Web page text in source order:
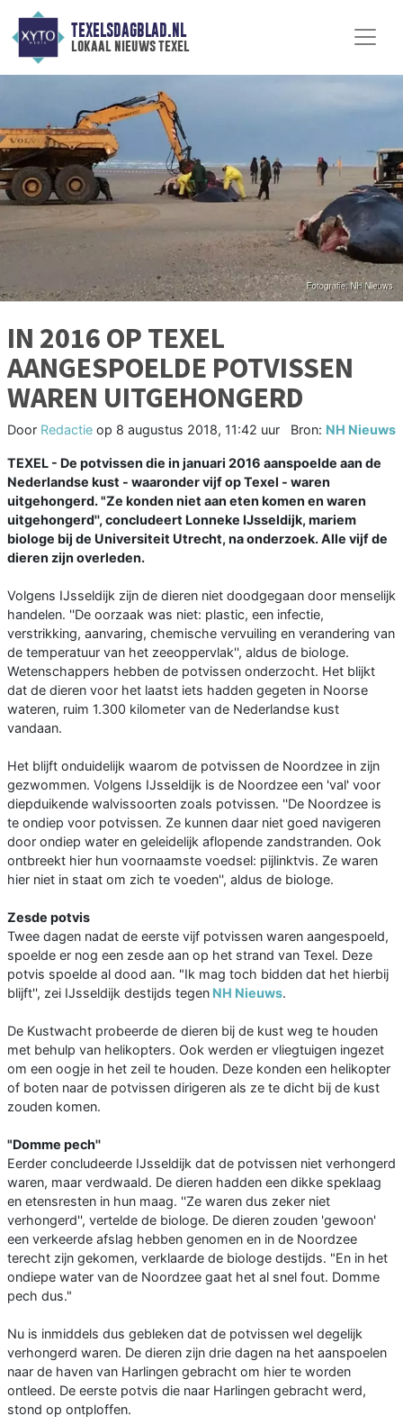
TEXELSDAGBLAD.NL
lokaal nieuws texel
IN 2016 OP TEXEL
AANGESPOELDE POTVISSEN
WAREN UITGEHONGERD
Door Redactie op 8 augustus 2018, 11:42 uur Bron: NH Nieuws
TEXEL - De potvissen die in januari 2016 aanspoelde aan de
Nederlandse kust - waaronder vijf op Texel - waren
uitgehongerd. "Ze konden niet aan eten komen en waren
uitgehongerd'', concludeert Lonneke IJsseldijk, mariem
biologe bij de Universiteit Utrecht, na onderzoek. Alle vijf de
dieren zijn overleden.
Volgens IJsseldijk zijn de dieren niet doodgegaan door menselijk
handelen. ''De oorzaak was niet: plastic, een infectie,
verstrikking, aanvaring, chemische vervuiling en verandering van
de temperatuur van het zeeoppervlak'', aldus de biologe.
Wetenschappers hebben de potvissen onderzocht. Het blijkt
dat de dieren voor het laatst iets hadden gegeten in Noorse
wateren, ruim 1.300 kilometer van de Nederlandse kust
vandaan.
Het blijft onduidelijk waarom de potvissen de Noordzee in zijn
gezwommen. Volgens IJsseldijk is de Noordzee een 'val' voor
diepduikende walvissoorten zoals potvissen. ''De Noordzee is
te ondiep voor potvissen. Ze kunnen daar niet goed navigeren
door ondiep water en geleidelijk aflopende zandstranden. Ook
ontbreekt hier hun voornaamste voedsel: pijlinktvis. Ze waren
hier niet in staat om zich te voeden'', aldus de biologe.
Zesde potvis
Twee dagen nadat de eerste vijf potvissen waren aangespoeld,
spoelde er nog een zesde aan op het strand van Texel. Deze
potvis spoelde al dood aan. "Ik mag toch bidden dat het hierbij
blijft'', zei IJsseldijk destijds tegen NH Nieuws.
De Kustwacht probeerde de dieren bij de kust weg te houden
met behulp van helikopters. Ook werden er vliegtuigen ingezet
om een oogje in het zeil te houden. Deze konden een helikopter
of boten naar de potvissen dirigeren als ze te dicht bij de kust
zouden komen.
"Domme pech''
Eerder concludeerde IJsseldijk dat de potvissen niet verhongerd
waren, maar verdwaald. De dieren hadden een dikke speklaag
en etensresten in hun maag. ''Ze waren dus zeker niet
verhongerd'', vertelde de biologe. De dieren zouden 'gewoon'
een verkeerde afslag hebben genomen en in de Noordzee
terecht zijn gekomen, verklaarde de biologe destijds. "En in het
ondiepe water van de Noordzee gaat het al snel fout. Domme
pech dus."
Nu is inmiddels dus gebleken dat de potvissen wel degelijk
verhongerd waren. De dieren zijn drie dagen na het aanspoelen
naar de haven van Harlingen gebracht om hier te worden
ontleed. De eerste potvis die naar Harlingen gebracht werd,
stond op ontploffen.